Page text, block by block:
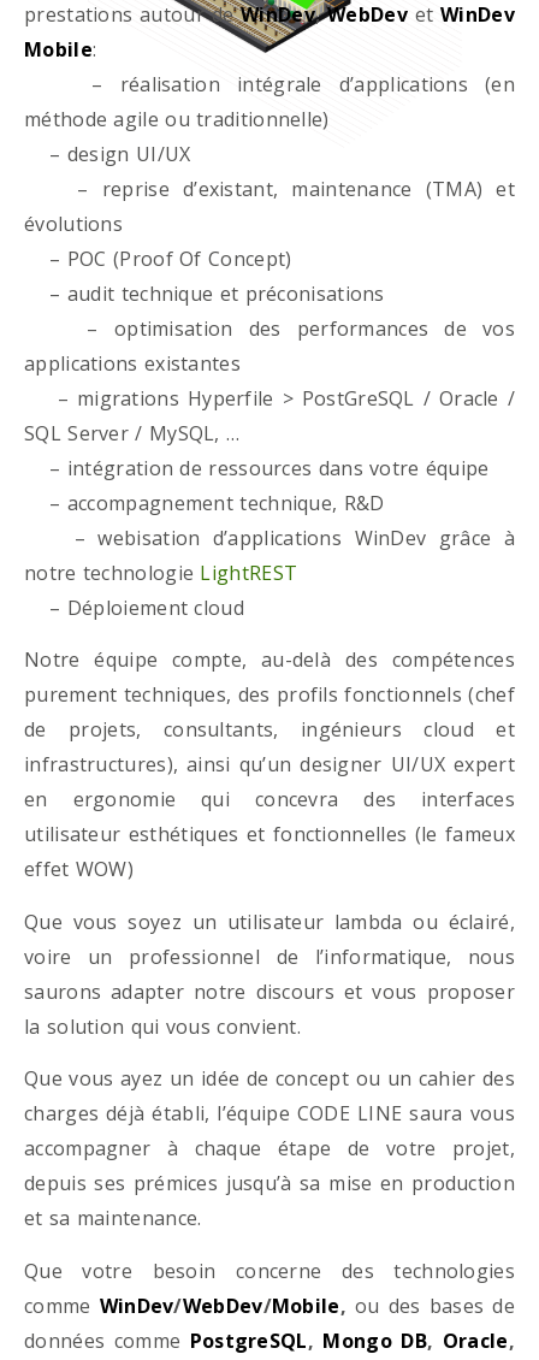
prestations autour deWinDev,WebDevet WinDev
Mobile:
– réalisation intégrale d’applications (en
méthode agile ou traditionnelle)
– design UI/UX
– reprise d’existant, maintenance (TMA) et
évolutions
– POC (Proof Of Concept)
– audit technique et préconisations
– optimisation des performances de vos
applications existantes
– migrations Hyperfile > PostGreSQL / Oracle /
SQL Server / MySQL, …
– intégration de ressources dans votre équipe
– accompagnement technique, R&D
– webisation d’applications WinDev grâce à
notre technologie LightREST
– Déploiement cloud
Notre équipe compte, au-delà des compétences
purement techniques, des profils fonctionnels (chef
de projets, consultants, ingénieurs cloud et
infrastructures), ainsi qu’un designer UI/UX expert
en ergonomie qui concevra des interfaces
utilisateur esthétiques et fonctionnelles (le fameux
effet WOW)
Que vous soyez un utilisateur lambda ou éclairé,
voire un professionnel de l’informatique, nous
saurons adapter notre discours et vous proposer
la solution qui vous convient.
Que vous ayez un idée de concept ou un cahier des
charges déjà établi, l’équipe CODE LINE saura vous
accompagner à chaque étape de votre projet,
depuis ses prémices jusqu’à sa mise en production
et sa maintenance.
Que votre besoin concerne des technologies
comme WinDev/WebDev/Mobile, ou des bases de
données comme PostgreSQL, Mongo DB, Oracle,